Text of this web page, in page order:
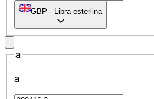
GBP - Libra esterlina
a
a